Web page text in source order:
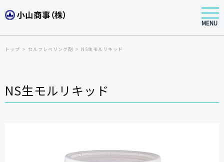
MENU
トップ セルフレベリング剤 NS生モルリキッド
NS生モルリキッド